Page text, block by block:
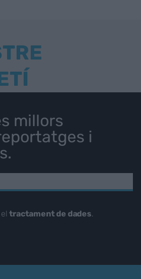
millors
i
eltractament de dades.